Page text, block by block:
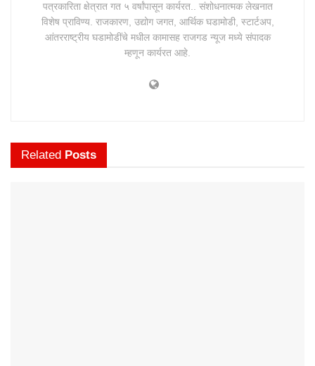
पत्रकारिता क्षेत्रात गत ५ वर्षांपासून कार्यरत.. संशोधनात्मक लेखनात
विशेष प्राविण्य. राजकारण, उद्योग जगत, आर्थिक घडामोडी, स्टार्टअप,
आंतरराष्ट्रीय घडामोडींचे मधील कामासह राजगड न्यूज मध्ये संपादक
म्हणून कार्यरत आहे.
Related Posts